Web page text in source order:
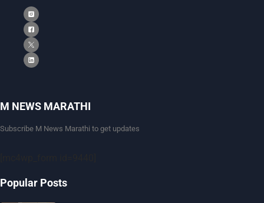
M NEWS MARATHI
Subscribe M News Marathi to get updates
Popular Posts